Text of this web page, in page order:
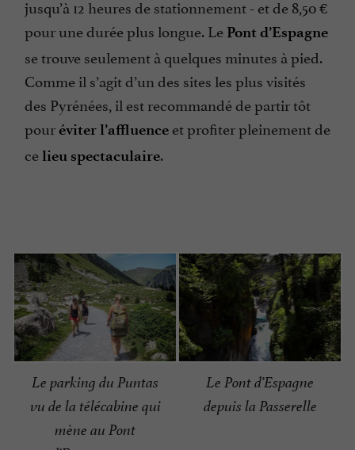
jusqu’à 12 heures de stationnement - et de 8,50 €
pour une durée plus longue. Le Pont d’Espagne
se trouve seulement à quelques minutes à pied.
Comme il s’agit d’un des sites les plus visités
des Pyrénées, il est recommandé de partir tôt
pouréviter l’affluence et profiter pleinement de
celieu spectaculaire.
Le parking du Puntas
vu de la télécabine qui
mène au Pont
Le Pont d’Espagne
depuis la Passerelle